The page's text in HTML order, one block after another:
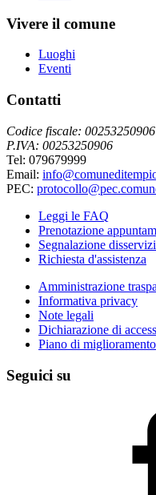
Vivere il comune
Luoghi
Eventi
Contatti
Codice fiscale: 00253250906
P.IVA: 00253250906
Tel: 079679999
Email:
PEC:
Leggi le FAQ
Prenotazione
Segnalazione
Richiesta d'assistenza
Amministrazione
Informativa privacy
Note legali
Dichiarazione di
Piano di
Seguici su